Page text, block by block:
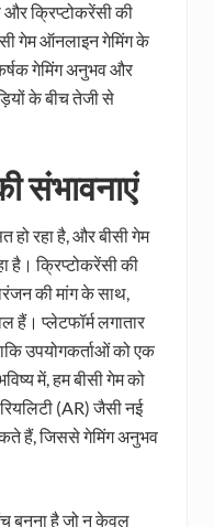
क्रिप्टोकरेंसी की
गेम ऑनलाइन गेमिंग के
गेमिंग अनुभव और
के बीच तेजी से
संभावनाएं
हो रहा है, और बीसी गेम
है। क्रिप्टोकरेंसी की
की मांग के साथ,
हैं। प्लेटफॉर्म लगातार
उपयोगकर्ताओं को एक
में, हम बीसी गेम को
(AR) जैसी नई
हैं, जिससे गेमिंग अनुभव
बनना है जो न केवल